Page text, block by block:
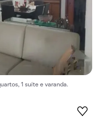
1 suíte e varanda.